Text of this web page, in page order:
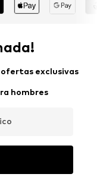
exclusivas
hombres